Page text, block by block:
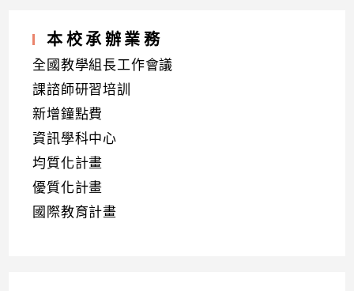
本校承辦業務
全國教學組長工作會議
課諮師研習培訓
新增鐘點費
資訊學科中心
均質化計畫
優質化計畫
國際教育計畫